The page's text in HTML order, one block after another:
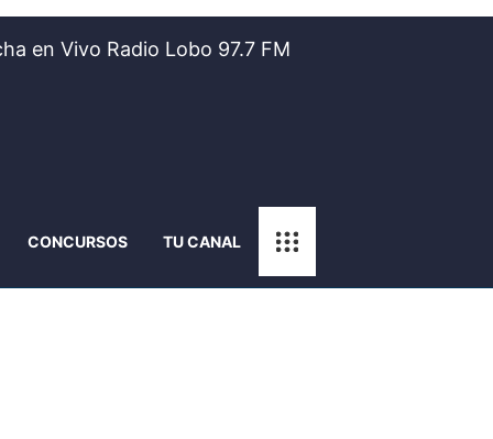
en Vivo Radio Lobo 97.7 FM
CONCURSOS TU CANAL